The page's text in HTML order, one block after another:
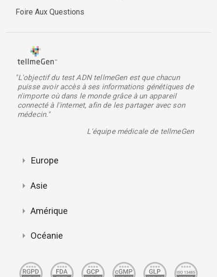
Foire Aux Questions
"L'objectif du test ADN tellmeGen est que chacun
puisse avoir accès à ses informations génétiques de
n'importe où dans le monde grâce à un appareil
connecté à l'internet, afin de les partager avec son
médecin."
L'équipe médicale de tellmeGen
Europe
Asie
Amérique
Océanie